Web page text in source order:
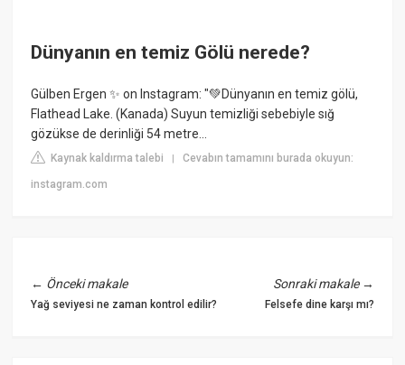
Dünyanın en temiz Gölü nerede?
Gülben Ergen ✨ on Instagram: "💚Dünyanın en temiz gölü,
Flathead Lake. (Kanada) Suyun temizliği sebebiyle sığ
gözükse de derinliği 54 metre...
Kaynak kaldırma talebi |Cevabın tamamını burada okuyun:
instagram.com
← Önceki makale
Yağ seviyesi ne zaman kontrol edilir?
Sonraki makale→
Felsefe dine karşı mı?